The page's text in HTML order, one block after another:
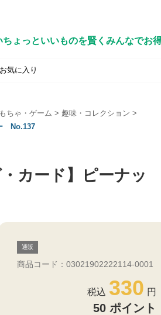
ょっといいものを賢くみんなでお
お気に入り
ちゃ・ゲーム > 趣味・コレクション >
No.137
カード】ピーナッ
通販
商品コード：03021902222114-0001
330
50 ポイント